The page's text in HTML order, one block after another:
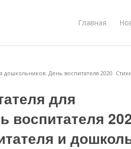
Главная
дошкольников. День воспитателя 2020.
для
воспитателя
и